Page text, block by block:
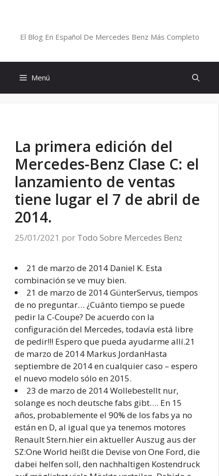
El Blog En Español De Mercedes Benz Más Completo
Menú
La primera edición del
Mercedes-Benz Clase C: el
lanzamiento de ventas
tiene lugar el 7 de abril de
2014.
25/01/2021 por Todo Sobre Mercedes Benz
21 de marzo de 2014 Daniel K. Esta
combinación se ve muy bien.
21 de marzo de 2014 GünterServus, tiempos
de no preguntar… ¿Cuánto tiempo se puede
pedir la C-Coupe? De acuerdo con la
configuración del Mercedes, todavía está libre
de pedir!!! Espero que pueda ayudarme allí.21
de marzo de 2014 Markus JordanHasta
septiembre de 2014 en cualquier caso – espero
el nuevo modelo sólo en 2015.
23 de marzo de 2014 Wollebestellt nur,
solange es noch deutsche fabs gibt…. En 15
años, probablemente el 90% de los fabs ya no
están en D, al igual que ya tenemos motores
Renault Stern.hier ein aktueller Auszug aus der
SZ:One World heißt die Devise von One Ford, die
dabei helfen soll, den nachhaltigen Kostendruck